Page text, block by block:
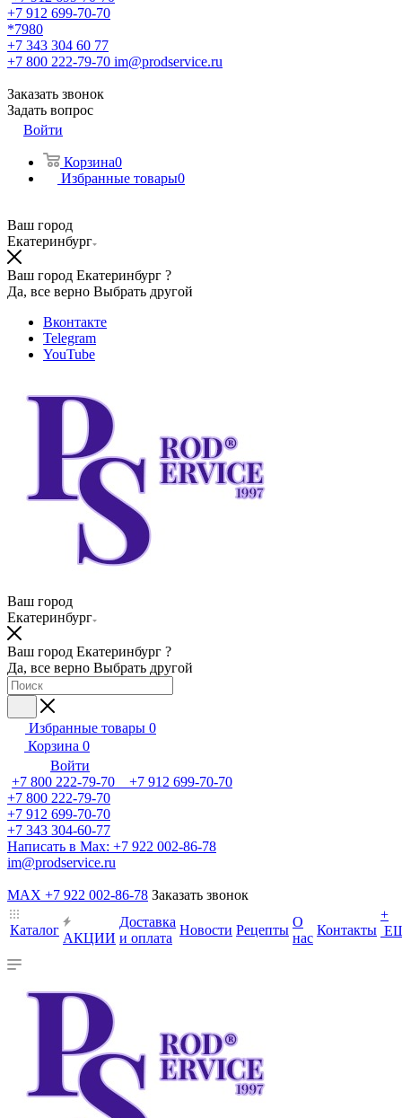
+7 912 699-70-70
*7980
+7 343 304 60 77
+7 800 222-79-70 im@prodservice.ru
Заказать звонок
Задать вопрос
Войти
Корзина0
Избранные товары0
Ваш город
Екатеринбург
Ваш город Екатеринбург ?
Да, все верно Выбрать другой
Вконтакте
Telegram
YouTube
Ваш город
Екатеринбург
Ваш город Екатеринбург ?
Да, все верно Выбрать другой
Избранные товары 0
Корзина 0
Войти
+7 800 222-79-70 +7 912 699-70-70
+7 800 222-79-70
+7 912 699-70-70
+7 343 304-60-77
Написать в Max: +7 922 002-86-78
im@prodservice.ru
MAX +7 922 002-86-78 Заказать звонок
Каталог
АКЦИИ
Доставка
и оплата
Новости Рецепты
О
нас
Контакты
+